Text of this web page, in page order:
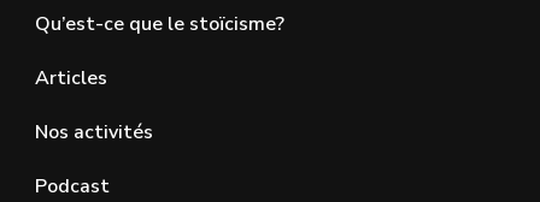
Qu’est-ce que le stoïcisme?
Articles
Nos activités
Podcast